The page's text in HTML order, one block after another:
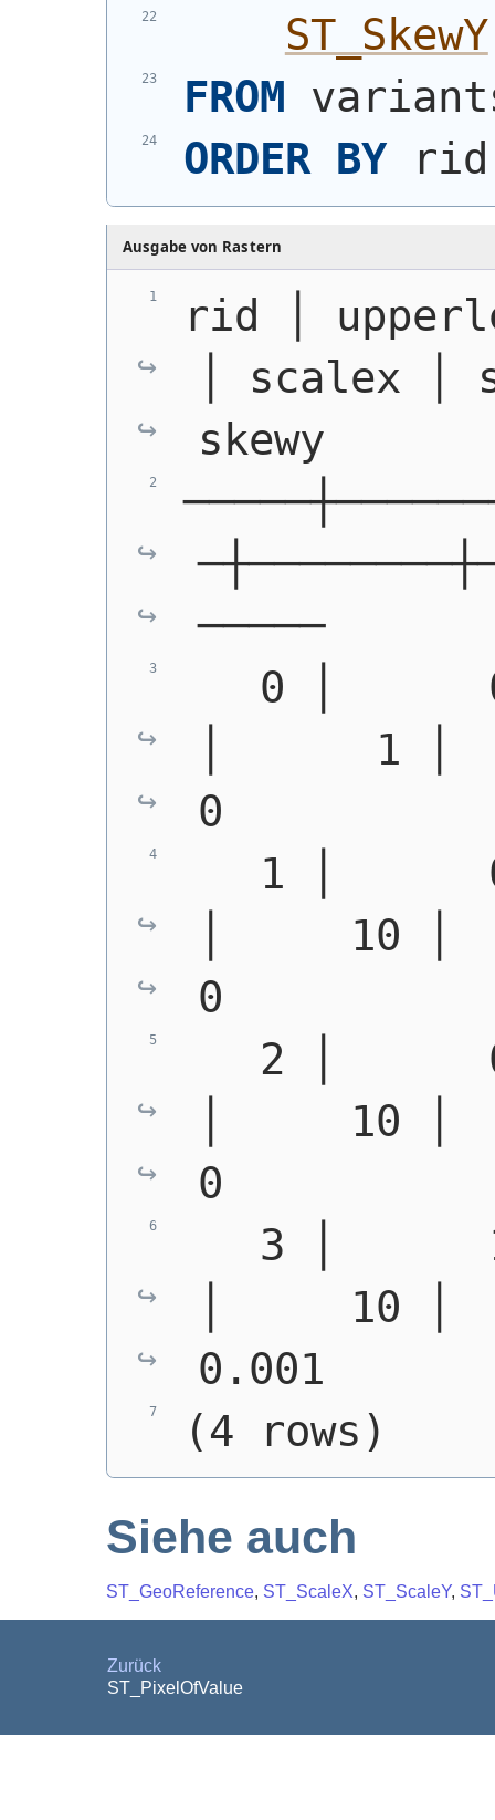
ST_SkewY
FROM
ORDER BY
Ausgabe von Rastern
rid │
│ scalex │
skewy
─────
0 │
│      1 │
0
1 │
│     10 │
0
2 │
│     10 │
0
3 │
│     10 │
0.001
(4 rows)
Siehe auch
ST_GeoReference, ST_ScaleX, ST_ScaleY,
Zurück
ST_PixelOfValue